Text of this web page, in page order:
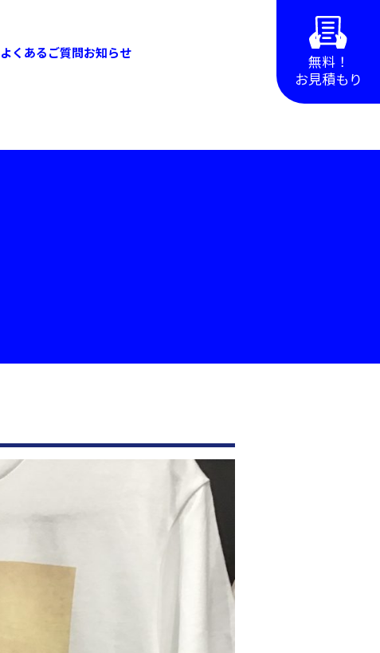
よくあるご質問お知らせ
無料！
お見積もり